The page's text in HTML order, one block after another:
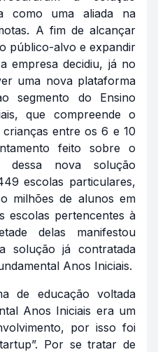
como uma aliada na
A fim de alcançar
público-alvo e expandir
empresa decidiu, já no
uma nova plataforma
segmento do Ensino
que compreende o
entre os 6 e 10
feito sobre o
dessa nova solução
escolas particulares,
milhões de alunos em
escolas pertencentes à
delas manifestou
solução já contratada
Anos Iniciais.
de educação voltada
Anos Iniciais era um
por isso foi
Por se tratar de